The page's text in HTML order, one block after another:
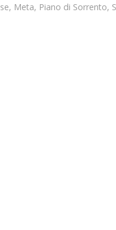
, Meta, Piano di Sorrento,